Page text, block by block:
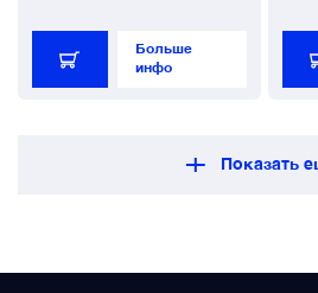
Больше
инфо
Показать